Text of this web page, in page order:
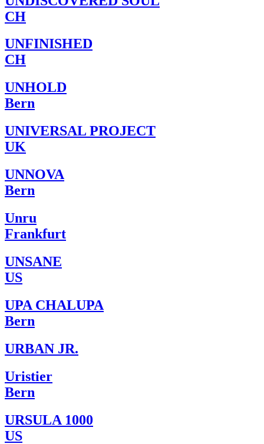
CH
UNFINISHED
CH
UNHOLD
Bern
UNIVERSAL PROJECT
UK
UNNOVA
Bern
Unru
Frankfurt
UNSANE
US
UPA CHALUPA
Bern
URBAN JR.
Uristier
Bern
URSULA 1000
US